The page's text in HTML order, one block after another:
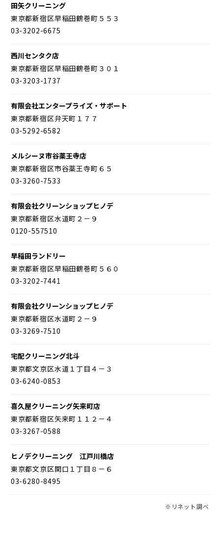
田矢クリーニング
東京都新宿区早稲田鶴巻町５５３
03-3202-6675
西川センタク店
東京都新宿区早稲田鶴巻町３０１
03-3203-1737
有限会社エンタープライズ・サポート
東京都新宿区弁天町１７７
03-5292-6582
メルシーヌ市谷薬王寺店
東京都新宿区市谷薬王寺町６５
03-3260-7533
有限会社クリーンショップヒノデ
東京都新宿区水道町２－９
0120-557510
早稲田ランドリー
東京都新宿区早稲田鶴巻町５６０
03-3202-7441
有限会社クリーンショップヒノデ
東京都新宿区水道町２－９
03-3269-7510
宅配クリーニング北斗
東京都文京区水道１丁目４－３
03-6240-0853
喜久屋クリーニング矢来町店
東京都新宿区矢来町１１２－４
03-3267-0588
ヒノデクリーニング 江戸川橋店
東京都文京区関口１丁目８－６
03-6280-8495
※リネット調べ